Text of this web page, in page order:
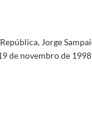
Belém, a 10 de Maio de 1999
homenageado como
Jorge
de novembro de 1998